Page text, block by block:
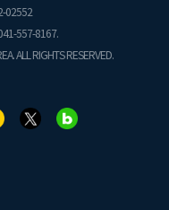
02552
557-8167.
ALL RIGHTS RESERVED.